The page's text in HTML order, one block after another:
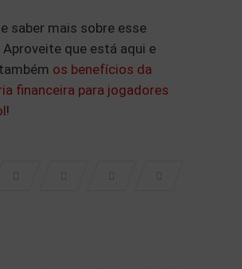
saber mais sobre esse
que está aqui e
os benefícios da
financeira para jogadores
!